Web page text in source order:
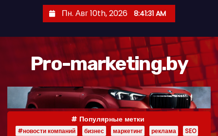
Пн. Авг 10th, 2026 8:41:32 AM
Pro-marketing.by
Популярные метки
#новости компаний бизнес маркетинг реклама
SEO